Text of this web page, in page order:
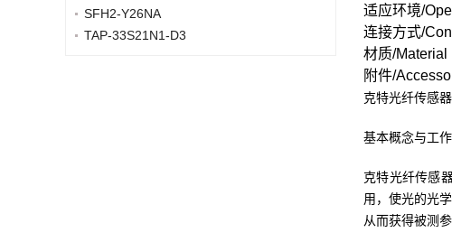
适应环境/
连接方式/
材质/Material
附件/
克特光纤传感
基本概念与工
克特光纤传感
用，使光的光
从而获得被测
SFH2-Y26NA
TAP-33S21N1-D3